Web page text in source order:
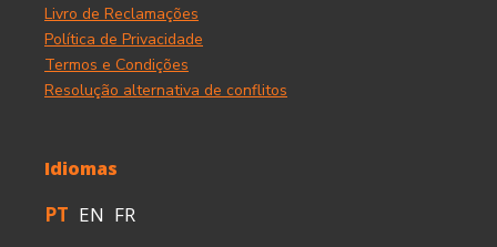
Livro de Reclamações
Política de Privacidade
Termos e Condições
Resolução alternativa de conflitos
Idiomas
PT EN FR